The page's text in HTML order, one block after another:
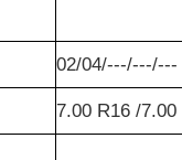
02/04/---/---/---
7.00 R16 /7.00